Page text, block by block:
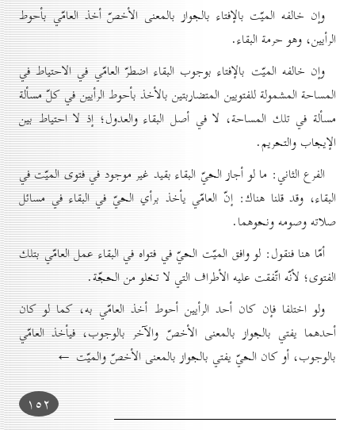
وإن خالفه الميّت بالإفتاء بالجواز بالمعنى الأخصّ أخذ العامّي بأحوط
الرأيين، وهو حرمة البقاء.
وإن خالفه الميّت بالإفتاء بوجوب البقاء اضطرّ العامّي في الاحتياط في
المساحة المشمولة للفتويين المتضاربتين بالأخذ بأحوط الرأيين في كلّ مسألة
مسألة في تلك المساحة، لا في أصل البقاء والعدول؛ إذ لا احتياط بين
الإيجاب والتحريم.
الفرع الثاني: ما لو أجاز الحيّ البقاء بقيد غير موجود في فتوى الميّت في
البقاء، وقد قلنا هناك: إنّ العامّي يأخذ برأي الحيّ في البقاء في مسائل
صلاته وصومه ونحوهما.
أمّا هنا فنقول: لو وافق الميّت الحيّ في فتواه في البقاء عمل العامّي بتلك
الفتوى؛ لأنّه اتّفقت عليه الأطراف التي لا تخلو من الحجّة.
ولو اختلفا فإن كان أحد الرأيين أحوط أخذ العامّي به، كما لو كان
أحدهما يفتي بالجواز بالمعنى الأخصّ والآخر بالوجوب، فيأخذ العامّي
بالوجوب، أو كان الحيّ يفتي بالجواز بالمعنى الأخصّ والميّت ←
۱٥۲